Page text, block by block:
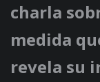
charla
medida
revela su